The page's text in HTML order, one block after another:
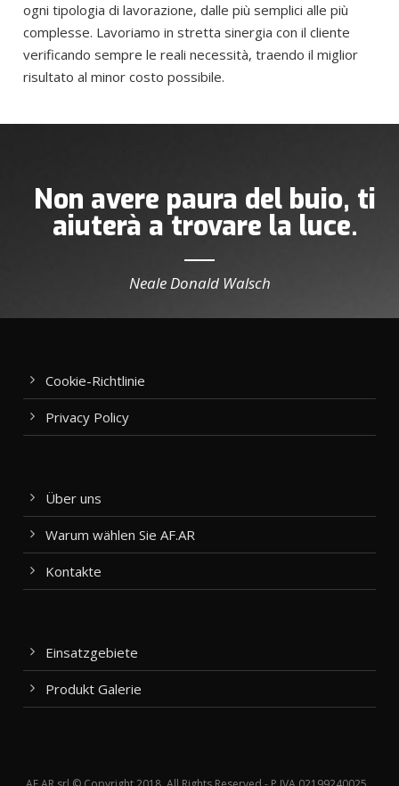
ogni tipologia di lavorazione, dalle più semplici alle più
complesse. Lavoriamo in stretta sinergia con il cliente
verificando sempre le reali necessità, traendo il miglior
risultato al minor costo possibile.
Non avere paura del buio, ti
aiuterà a trovare la luce.
Neale Donald Walsch
Cookie-Richtlinie
Privacy Policy
Über uns
Warum wählen Sie AF.AR
Kontakte
Einsatzgebiete
Produkt Galerie